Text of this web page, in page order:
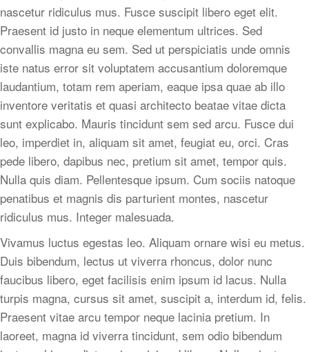
nascetur ridiculus mus. Fusce suscipit libero eget elit.
Praesent id justo in neque elementum ultrices. Sed
convallis magna eu sem. Sed ut perspiciatis unde omnis
iste natus error sit voluptatem accusantium doloremque
laudantium, totam rem aperiam, eaque ipsa quae ab illo
inventore veritatis et quasi architecto beatae vitae dicta
sunt explicabo. Mauris tincidunt sem sed arcu. Fusce dui
leo, imperdiet in, aliquam sit amet, feugiat eu, orci. Cras
pede libero, dapibus nec, pretium sit amet, tempor quis.
Nulla quis diam. Pellentesque ipsum. Cum sociis natoque
penatibus et magnis dis parturient montes, nascetur
ridiculus mus. Integer malesuada.
Vivamus luctus egestas leo. Aliquam ornare wisi eu metus.
Duis bibendum, lectus ut viverra rhoncus, dolor nunc
faucibus libero, eget facilisis enim ipsum id lacus. Nulla
turpis magna, cursus sit amet, suscipit a, interdum id, felis.
Praesent vitae arcu tempor neque lacinia pretium. In
laoreet, magna id viverra tincidunt, sem odio bibendum